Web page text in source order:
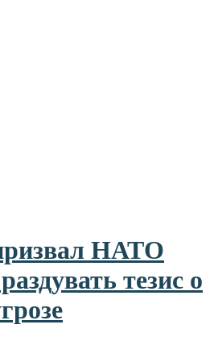
НАТО
тезис о